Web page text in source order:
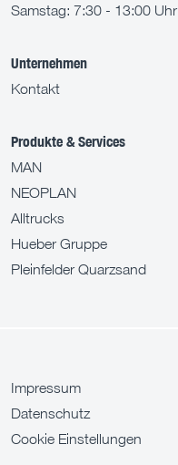
Samstag: 7:30 - 13:00 Uhr
Unternehmen
Kontakt
Produkte & Services
MAN
NEOPLAN
Alltrucks
Hueber Gruppe
Pleinfelder Quarzsand
Impressum
Datenschutz
Cookie Einstellungen